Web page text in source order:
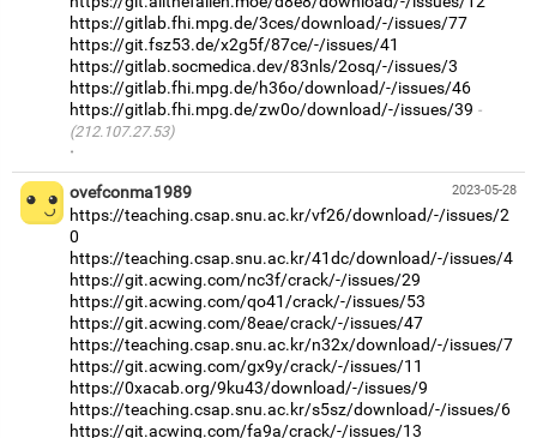
https://gitlab.fhi.mpg.de/3ces/download/-/issues/77
https://git.fsz53.de/x2g5f/87ce/-/issues/41
https://gitlab.socmedica.dev/83nls/2osq/-/issues/3
https://gitlab.fhi.mpg.de/h36o/download/-/issues/46
https://gitlab.fhi.mpg.de/zw0o/download/-/issues/39
(212.107.27.53)
·
2023-05-28
ovefconma1989
https://teaching.csap.snu.ac.kr/vf26/download/-/issues/2
0
https://teaching.csap.snu.ac.kr/41dc/download/-/issues/4
https://git.acwing.com/nc3f/crack/-/issues/29
https://git.acwing.com/qo41/crack/-/issues/53
https://git.acwing.com/8eae/crack/-/issues/47
https://teaching.csap.snu.ac.kr/n32x/download/-/issues/7
https://git.acwing.com/gx9y/crack/-/issues/11
https://0xacab.org/9ku43/download/-/issues/9
https://teaching.csap.snu.ac.kr/s5sz/download/-/issues/6
https://git.acwing.com/fa9a/crack/-/issues/13